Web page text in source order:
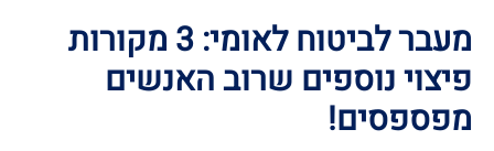
מעבר לביטוח לאומי: 3 מקורות
פיצוי נוספים שרוב האנשים
מפספסים!